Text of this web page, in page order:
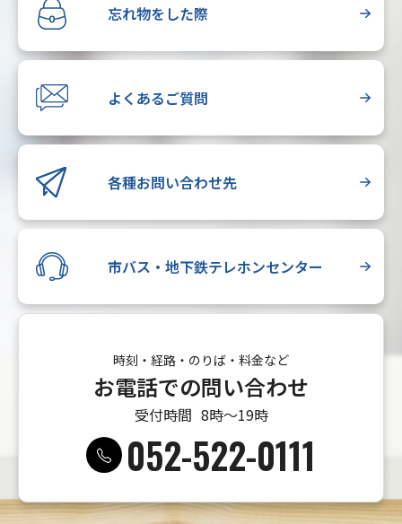
忘れ物をした際
よくあるご質問
各種お問い合わせ先
市バス・地下鉄テレホンセンター
時刻・経路・のりば・料金など
お電話での問い合わせ
受付時間 8時〜19時
052-522-0111